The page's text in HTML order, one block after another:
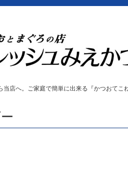
店へ。ご家庭で簡単に出来る『かつおてこ